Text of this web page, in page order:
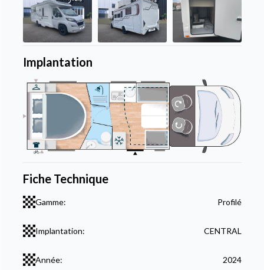
Implantation
Fiche Technique
Gamme: Profilé
Implantation: CENTRAL
Année: 2024